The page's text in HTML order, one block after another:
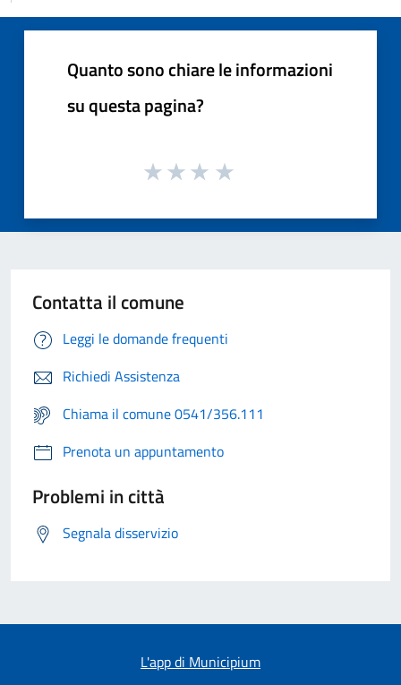
Quanto sono chiare le informazioni
su questa pagina?
Contatta il comune
Leggi le domande frequenti
Richiedi Assistenza
Chiama il comune 0541/356.111
Prenota un appuntamento
Problemi in città
Segnala disservizio
L'app di Municipium